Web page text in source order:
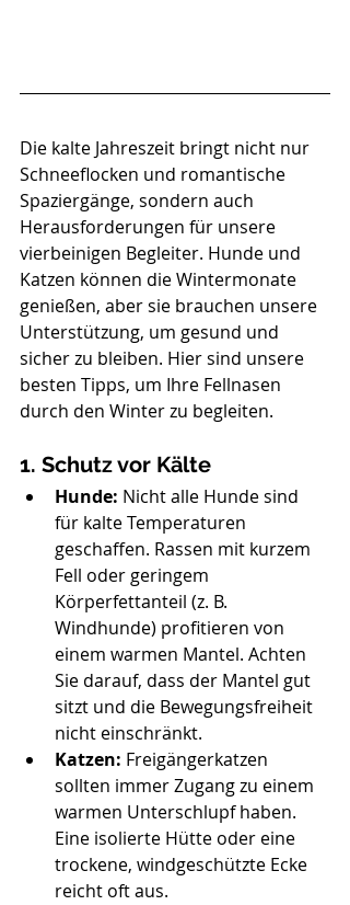
Die kalte Jahreszeit bringt nicht nur
Schneeflocken und romantische
Spaziergänge, sondern auch
Herausforderungen für unsere
vierbeinigen Begleiter. Hunde und
Katzen können die Wintermonate
genießen, aber sie brauchen unsere
Unterstützung, um gesund und
sicher zu bleiben. Hier sind unsere
besten Tipps, um Ihre Fellnasen
durch den Winter zu begleiten.
1. Schutz vor Kälte
Hunde: Nicht alle Hunde sind
für kalte Temperaturen
geschaffen. Rassen mit kurzem
Fell oder geringem
Körperfettanteil (z. B.
Windhunde) profitieren von
einem warmen Mantel. Achten
Sie darauf, dass der Mantel gut
sitzt und die Bewegungsfreiheit
nicht einschränkt.
Katzen: Freigängerkatzen
sollten immer Zugang zu einem
warmen Unterschlupf haben.
Eine isolierte Hütte oder eine
trockene, windgeschützte Ecke
reicht oft aus.